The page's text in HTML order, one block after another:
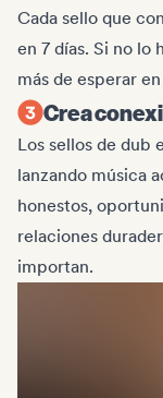
Cada sello que
en 7 días. Si no lo
más de esperar
Crea
Los sellos de dub
lanzando música
honestos,
relaciones
importan.